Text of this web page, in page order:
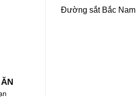
Đường sắt Bắc Nam